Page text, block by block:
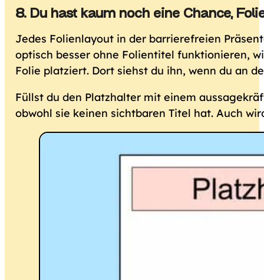
8. Du hast kaum noch eine Chance,
Jedes Folienlayout in der barrierefreien
optisch besser ohne Folientitel funktionieren,
Folie platziert. Dort siehst du ihn, wenn du an
Füllst du den Platzhalter mit einem
obwohl sie keinen sichtbaren Titel hat. Auch